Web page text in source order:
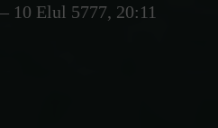
10 Elul 5777, 20:11